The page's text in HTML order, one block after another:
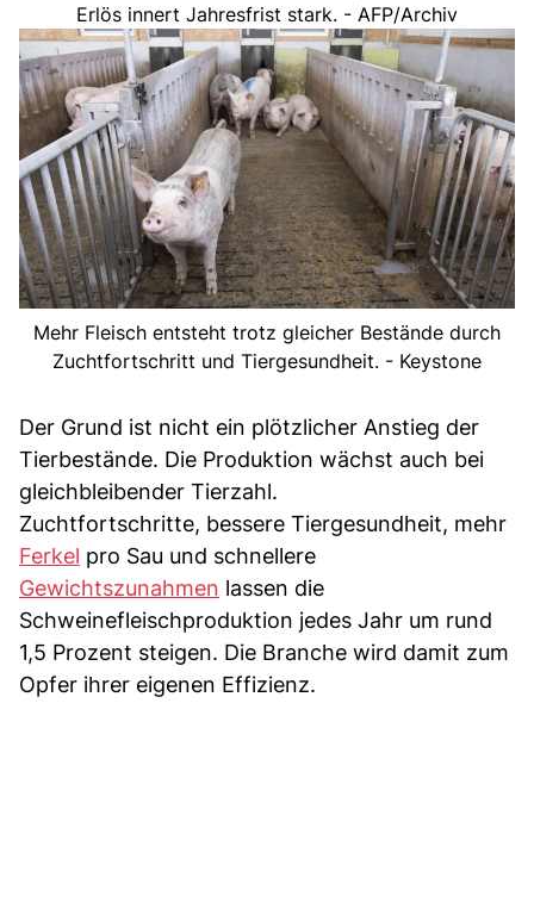
Erlös innert Jahresfrist stark. - AFP/Archiv
Mehr Fleisch entsteht trotz gleicher Bestände durch
Zuchtfortschritt und Tiergesundheit. - Keystone
Der Grund ist nicht ein plötzlicher Anstieg der
Tierbestände. Die Produktion wächst auch bei
gleichbleibender Tierzahl.
Zuchtfortschritte, bessere Tiergesundheit, mehr
Ferkel pro Sau und schnellere
Gewichtszunahmen lassen die
Schweinefleischproduktion jedes Jahr um rund
1,5 Prozent steigen. Die Branche wird damit zum
Opfer ihrer eigenen Effizienz.